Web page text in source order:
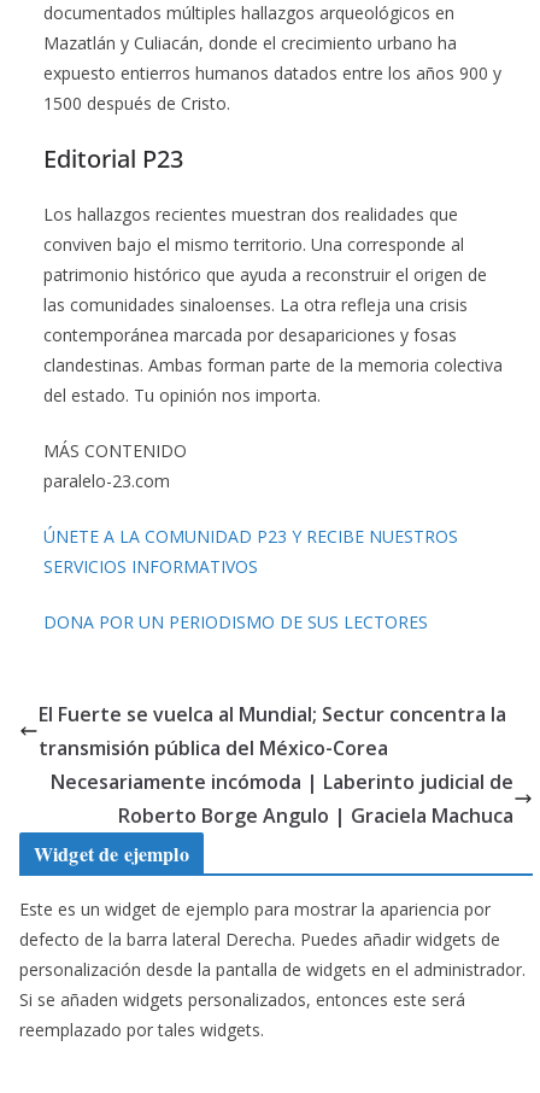
documentados múltiples hallazgos arqueológicos en
Mazatlán y Culiacán, donde el crecimiento urbano ha
expuesto entierros humanos datados entre los años 900 y
1500 después de Cristo.
Editorial P23
Los hallazgos recientes muestran dos realidades que
conviven bajo el mismo territorio. Una corresponde al
patrimonio histórico que ayuda a reconstruir el origen de
las comunidades sinaloenses. La otra refleja una crisis
contemporánea marcada por desapariciones y fosas
clandestinas. Ambas forman parte de la memoria colectiva
del estado. Tu opinión nos importa.
MÁS CONTENIDO
paralelo-23.com
ÚNETE A LA COMUNIDAD P23 Y RECIBE NUESTROS
SERVICIOS INFORMATIVOS
DONA POR UN PERIODISMO DE SUS LECTORES
El Fuerte se vuelca al Mundial; Sectur concentra la
transmisión pública del México-Corea
Necesariamente incómoda | Laberinto judicial de
Roberto Borge Angulo | Graciela Machuca
Widget de ejemplo
Este es un widget de ejemplo para mostrar la apariencia por
defecto de la barra lateral Derecha. Puedes añadir widgets de
personalización desde la pantalla de widgets en el administrador.
Si se añaden widgets personalizados, entonces este será
reemplazado por tales widgets.